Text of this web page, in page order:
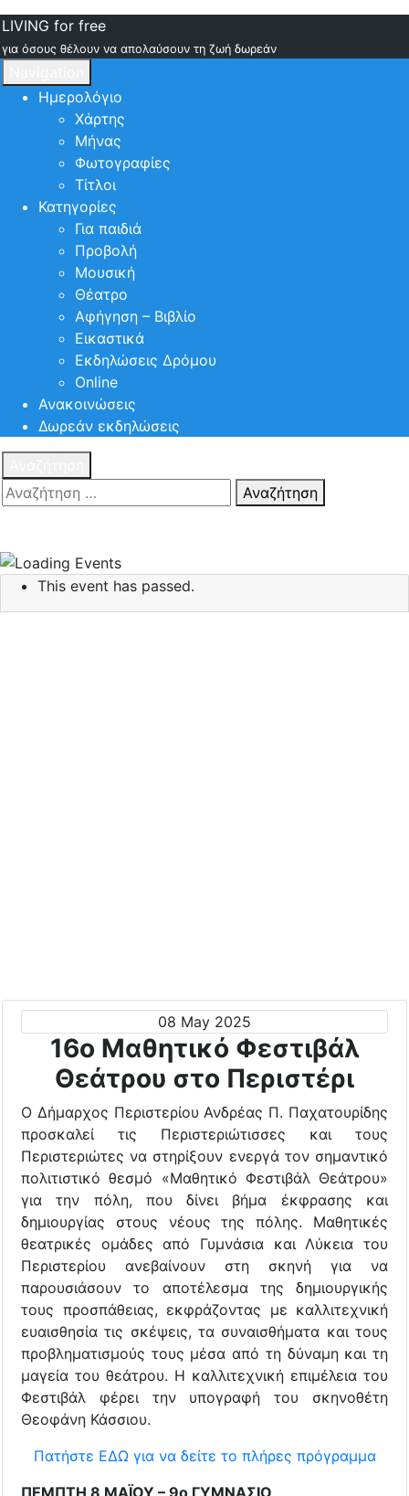
LIVING for free
για όσους θέλουν να απολαύσουν τη ζωή δωρεάν
Ημερολόγιο
Χάρτης
Μήνας
Φωτογραφίες
Τίτλοι
Κατηγορίες
Για παιδιά
Προβολή
Μουσική
Θέατρο
Αφήγηση – Βιβλίο
Εικαστικά
Εκδηλώσεις Δρόμου
Online
Ανακοινώσεις
Δωρεάν εκδηλώσεις
Αναζήτηση
This event has passed.
08 May 2025
16ο Μαθητικό Φεστιβάλ
Θεάτρου στο Περιστέρι
Ο Δήμαρχος Περιστερίου Ανδρέας Π. Παχατουρίδης
προσκαλεί τις Περιστεριώτισσες και τους
Περιστεριώτες να στηρίξουν ενεργά τον σημαντικό
πολιτιστικό θεσμό «Μαθητικό Φεστιβάλ Θεάτρου»
για την πόλη, που δίνει βήμα έκφρασης και
δημιουργίας στους νέους της πόλης. Μαθητικές
θεατρικές ομάδες από Γυμνάσια και Λύκεια του
Περιστερίου ανεβαίνουν στη σκηνή για να
παρουσιάσουν το αποτέλεσμα της δημιουργικής
τους προσπάθειας, εκφράζοντας με καλλιτεχνική
ευαισθησία τις σκέψεις, τα συναισθήματα και τους
προβληματισμούς τους μέσα από τη δύναμη και τη
μαγεία του θεάτρου. Η καλλιτεχνική επιμέλεια του
Φεστιβάλ φέρει την υπογραφή του σκηνοθέτη
Θεοφάνη Κάσσιου.
Πατήστε ΕΔΩ για να δείτε το πλήρες πρόγραμμα
ΠΕΜΠΤΗ 8 ΜΑΪΟΥ – 9o ΓΥΜΝΑΣΙΟ